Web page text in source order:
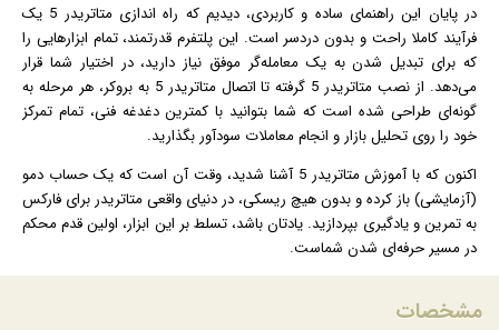
در پایان این راهنمای ساده و کاربردی، دیدیم که راه‌ اندازی متاتریدر 5 یک
فرآیند کاملا راحت و بدون دردسر است. این پلتفرم قدرتمند، تمام ابزارهایی را
که برای تبدیل شدن به یک معامله‌گر موفق نیاز دارید، در اختیار شما قرار
می‌دهد. از نصب متاتریدر 5 گرفته تا اتصال متاتریدر 5 به بروکر، هر مرحله به
گونه‌ای طراحی شده است که شما بتوانید با کمترین دغدغه فنی، تمام تمرکز
خود را روی تحلیل بازار و انجام معاملات سودآور بگذارید.
اکنون که با آموزش متاتریدر 5 آشنا شدید، وقت آن است که یک حساب دمو
(آزمایشی) باز کرده و بدون هیچ ریسکی، در دنیای واقعی متاتریدر برای فارکس
به تمرین و یادگیری بپردازید. یادتان باشد، تسلط بر این ابزار، اولین قدم محکم
در مسیر حرفه‌ای شدن شماست.
مشخصات